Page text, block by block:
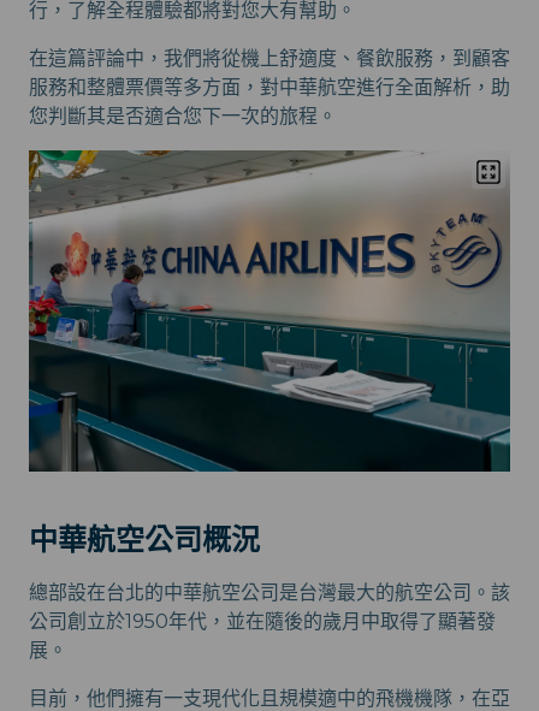
行，了解全程體驗都將對您大有幫助。
在這篇評論中，我們將從機上舒適度、餐飲服務，到顧客
服務和整體票價等多方面，對中華航空進行全面解析，助
您判斷其是否適合您下一次的旅程。
中華航空公司概況
總部設在台北的中華航空公司是台灣最大的航空公司。該
公司創立於1950年代，並在隨後的歲月中取得了顯著發
展。
目前，他們擁有一支現代化且規模適中的飛機機隊，在亞